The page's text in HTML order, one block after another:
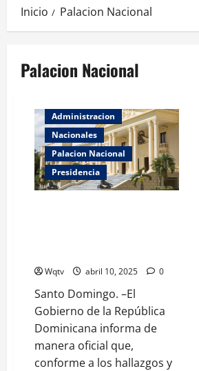
Inicio Palacion Nacional
Palacion Nacional
Administracion
Nacionales
Palacion Nacional
Presidencia
Wqtv abril 10, 2025 0
Santo Domingo. –El
Gobierno de la República
Dominicana informa de
manera oficial que,
conforme a los hallazgos y